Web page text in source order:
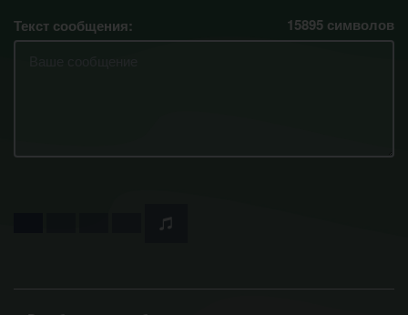
Текст сообщения: 15895 символов